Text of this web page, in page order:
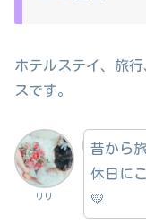
ホテルステイ、旅
スです。
リリ
昔から
休日に
💛